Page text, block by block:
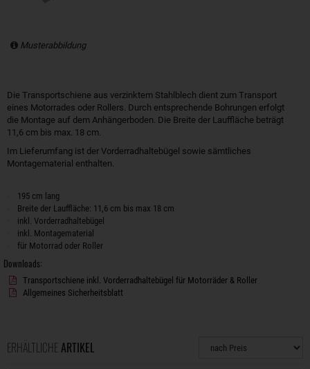
Musterabbildung
Die Transportschiene aus verzinktem Stahlblech dient zum Transport
eines Motorrades oder Rollers. Durch entsprechende Bohrungen erfolgt
die Montage auf dem Anhängerboden. Die Breite der Lauffläche beträgt
11,6 cm bis max. 18 cm.
Im Lieferumfang ist der Vorderradhaltebügel sowie sämtliches
Montagematerial enthalten.
195 cm lang
Breite der Lauffläche: 11,6 cm bis max 18 cm
inkl. Vorderradhaltebügel
inkl. Montagematerial
für Motorrad oder Roller
Downloads:
Transportschiene inkl. Vorderradhaltebügel für Motorräder & Roller
Allgemeines Sicherheitsblatt
ERHÄLTLICHE ARTIKEL
Sortierung